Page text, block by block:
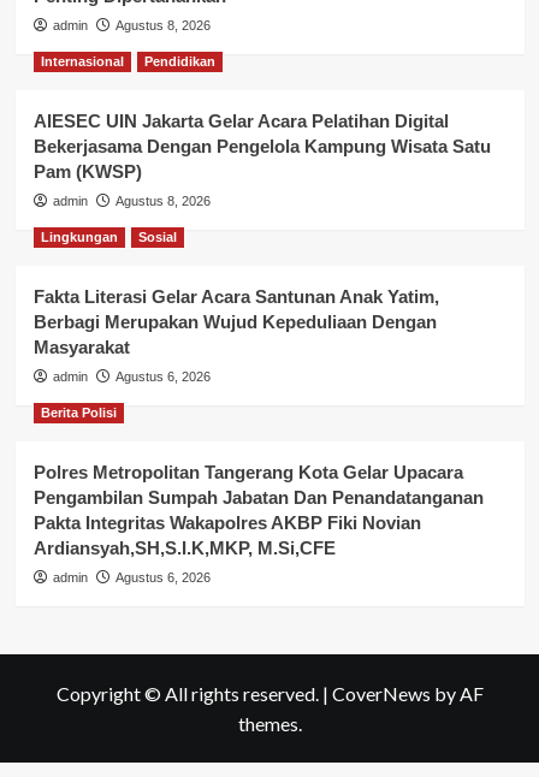
admin Agustus 8, 2026
Internasional Pendidikan
AIESEC UIN Jakarta Gelar Acara Pelatihan Digital
Bekerjasama Dengan Pengelola Kampung Wisata Satu
Pam (KWSP)
admin Agustus 8, 2026
Lingkungan Sosial
Fakta Literasi Gelar Acara Santunan Anak Yatim,
Berbagi Merupakan Wujud Kepeduliaan Dengan
Masyarakat
admin Agustus 6, 2026
Berita Polisi
Polres Metropolitan Tangerang Kota Gelar Upacara
Pengambilan Sumpah Jabatan Dan Penandatanganan
Pakta Integritas Wakapolres AKBP Fiki Novian
Ardiansyah,SH,S.I.K,MKP, M.Si,CFE
admin Agustus 6, 2026
Copyright © All rights reserved. | CoverNews by AF
themes.